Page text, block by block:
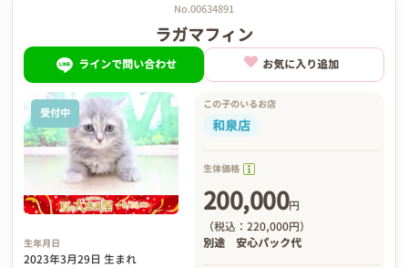
No.00634891
ラガマフィン
ラインで問い合わせ お気に入り追加
受付中
生年月日
2023年3月29日 生まれ
この子のいるお店
和泉店
生体価格
200,000円
（税込：220,000円）
別途 安心パック代